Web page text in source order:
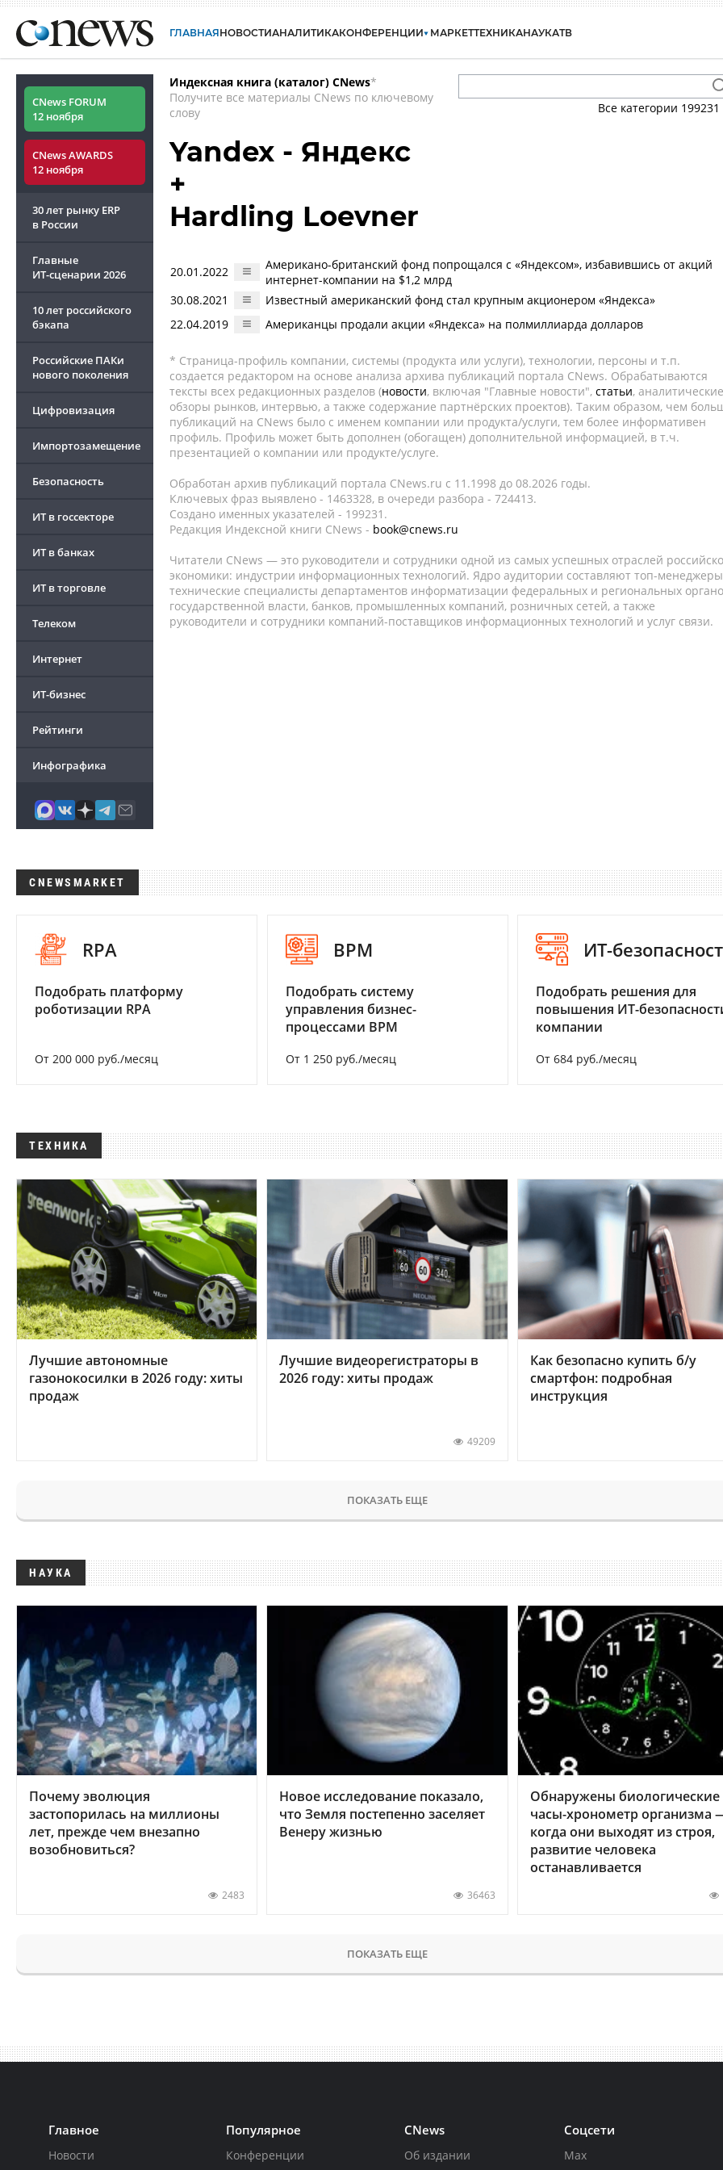
ГЛАВНАЯНОВОСТИАНАЛИТИКАКОНФЕРЕНЦИИ МАРКЕТТЕХНИКАНАУКАТВ
CNews FORUM
12 ноября
CNews AWARDS
12 ноября
30 лет рынку ERP
в России
Главные
ИТ-сценарии 2026
10 лет российского
бэкапа
Российские ПАКи
нового поколения
Цифровизация
Импортозамещение
Безопасность
ИТ в госсекторе
ИТ в банках
ИТ в торговле
Телеком
Интернет
ИТ-бизнес
Рейтинги
Инфографика
Индексная книга (каталог) CNews*
Получите все материалы CNews по ключевому
слову
Все категории 199231
Yandex - Яндекс
+
Hardling Loevner
20.01.2022
Американо-британский фонд попрощался с «Яндексом», избавившись от акций
интернет-компании на $1,2 млрд
30.08.2021
Известный американский фонд стал крупным акционером «Яндекса»
22.04.2019
Американцы продали акции «Яндекса» на полмиллиарда долларов
* Страница-профиль компании, системы (продукта или услуги), технологии, персоны и т.п.
создается редактором на основе анализа архива публикаций портала CNews. Обрабатываются
тексты всех редакционных разделов (новости, включая "Главные новости", статьи, аналитические
обзоры рынков, интервью, а также содержание партнёрских проектов). Таким образом, чем
публикаций на CNews было с именем компании или продукта/услуги, тем более информативен
профиль. Профиль может быть дополнен (обогащен) дополнительной информацией, в т.ч.
презентацией о компании или продукте/услуге.
Обработан архив публикаций портала CNews.ru c 11.1998 до 08.2026 годы.
Ключевых фраз выявлено - 1463328, в очереди разбора - 724413.
Создано именных указателей - 199231.
Редакция Индексной книги CNews - book@cnews.ru
Читатели CNews — это руководители и сотрудники одной из самых успешных отраслей
экономики: индустрии информационных технологий. Ядро аудитории составляют топ-
технические специалисты департаментов информатизации федеральных и региональных
государственной власти, банков, промышленных компаний, розничных сетей, а также
руководители и сотрудники компаний-поставщиков информационных технологий и услуг связи.
CNEWSMARKET
RPA
Подобрать платформу
роботизации RPA
От 200 000 руб./месяц
BPM
Подобрать систему
управления бизнес-
процессами BPM
От 1 250 руб./месяц
ИТ-
Подобрать решения для
повышения ИТ-
компании
От 684 руб./месяц
ТЕХНИКА
Лучшие автономные
газонокосилки в 2026 году: хиты
продаж
Лучшие видеорегистраторы в
2026 году: хиты продаж
49209
Как безопасно купить б/у
смартфон: подробная
инструкция
ПОКАЗАТЬ ЕЩЕ
НАУКА
Почему эволюция
застопорилась на миллионы
лет, прежде чем внезапно
возобновиться?
2483
Новое исследование показало,
что Земля постепенно заселяет
Венеру жизнью
36463
Обнаружены биологические
часы-хронометр организма
когда они выходят из строя,
развитие человека
останавливается
ПОКАЗАТЬ ЕЩЕ
Главное
Новости
Популярное
Конференции
CNews
Об издании
Соцсети
Max